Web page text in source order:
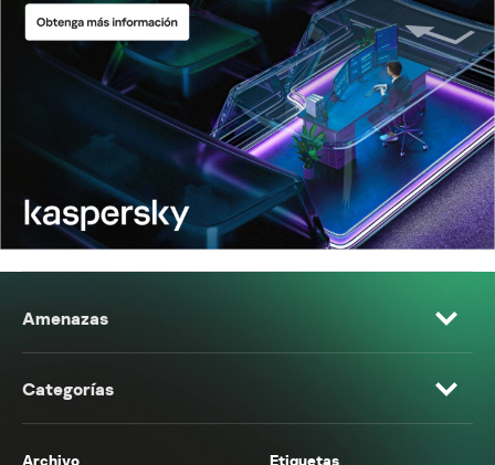
Amenazas
Categorías
Archivo Etiquetas